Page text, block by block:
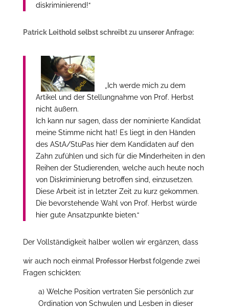
diskriminierend!“
Patrick Leithold selbst schreibt zu unserer Anfrage:
„Ich werde mich zu dem
Artikel und der Stellungnahme von Prof. Herbst
nicht äußern.
Ich kann nur sagen, dass der nominierte Kandidat
meine Stimme nicht hat! Es liegt in den Händen
des AStA/StuPas hier dem Kandidaten auf den
Zahn zufühlen und sich für die Minderheiten in den
Reihen der Studierenden, welche auch heute noch
von Diskriminierung betroffen sind, einzusetzen.
Diese Arbeit ist in letzter Zeit zu kurz gekommen.
Die bevorstehende Wahl von Prof. Herbst würde
hier gute Ansatzpunkte bieten.“
Der Vollständigkeit halber wollen wir ergänzen, dass
wir auch noch einmal Professor Herbstfolgende zwei
Fragen schickten:
a) Welche Position vertraten Sie persönlich zur
Ordination von Schwulen und Lesben in dieser